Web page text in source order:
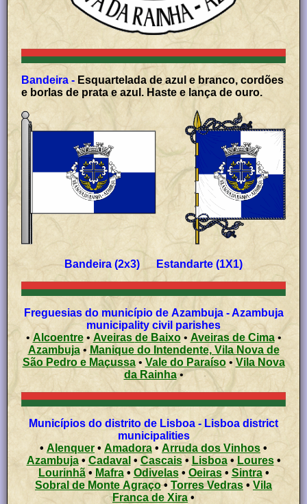
Bandeira - Esquartelada de azul e branco, cordões
e borlas de prata e azul. Haste e lança de ouro.
Bandeira (2x3) Estandarte (1X1)
Freguesias do município de Azambuja - Azambuja
municipality civil parishes
• Alcoentre• Aveiras de Baixo• Aveiras de Cima•
Azambuja• Manique do Intendente, Vila Nova de
São Pedro e Maçussa• Vale do Paraíso• Vila Nova
da Rainha•
Municípios do distrito de Lisboa - Lisboa district
municipalities
• Alenquer • Amadora • Arruda dos Vinhos •
Azambuja• Cadaval • Cascais• Lisboa• Loures•
Lourinhã• Mafra• Odivelas• Oeiras• Sintra•
Sobral de Monte Agraço• Torres Vedras • Vila
Franca de Xira •